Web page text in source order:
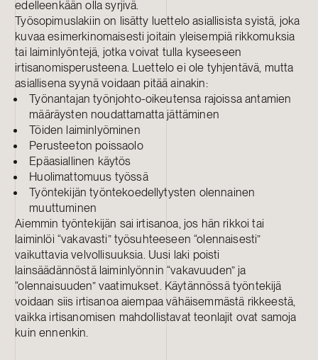
edelleenkään olla syrjivä.
Työsopimuslakiin on lisätty luettelo asiallisista syistä, joka
kuvaa esimerkinomaisesti joitain yleisempiä rikkomuksia
tai laiminlyöntejä, jotka voivat tulla kyseeseen
irtisanomisperusteena. Luettelo ei ole tyhjentävä, mutta
asiallisena syynä voidaan pitää ainakin:
Työnantajan työnjohto-oikeutensa rajoissa antamien
määräysten noudattamatta jättäminen
Töiden laiminlyöminen
Perusteeton poissaolo
Epäasiallinen käytös
Huolimattomuus työssä
Työntekijän työntekoedellytysten olennainen
muuttuminen
Aiemmin työntekijän sai irtisanoa, jos hän rikkoi tai
laiminlöi “vakavasti” työsuhteeseen “olennaisesti”
vaikuttavia velvollisuuksia. Uusi laki poisti
lainsäädännöstä laiminlyönnin “vakavuuden” ja
“olennaisuuden” vaatimukset. Käytännössä työntekijä
voidaan siis irtisanoa aiempaa vähäisemmästä rikkeestä,
vaikka irtisanomisen mahdollistavat teonlajit ovat samoja
kuin ennenkin.